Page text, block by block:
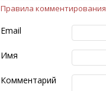
Чтобы ваш комментарий
следующих правил:
Комментарий не
эмоциональных
Не стоит
Пожалуйста, не
также призывы к
Правила комментирования
Email
Имя
Комментарий